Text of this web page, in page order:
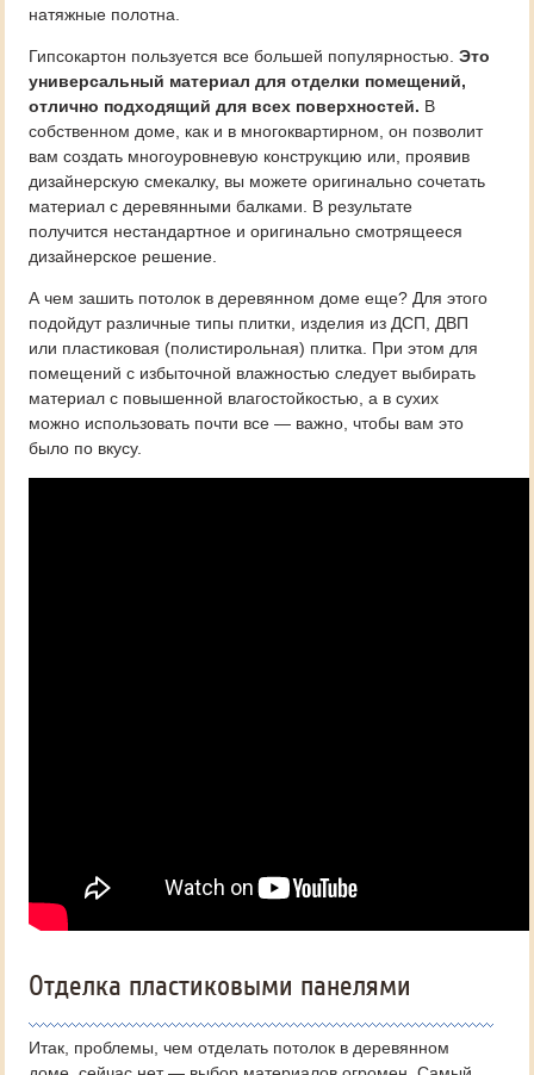
натяжные полотна.
Гипсокартон пользуется все большей популярностью. Это
универсальный материал для отделки помещений,
отлично подходящий для всех поверхностей. В
собственном доме, как и в многоквартирном, он позволит
вам создать многоуровневую конструкцию или, проявив
дизайнерскую смекалку, вы можете оригинально сочетать
материал с деревянными балками. В результате
получится нестандартное и оригинально смотрящееся
дизайнерское решение.
А чем зашить потолок в деревянном доме еще? Для этого
подойдут различные типы плитки, изделия из ДСП, ДВП
или пластиковая (полистирольная) плитка. При этом для
помещений с избыточной влажностью следует выбирать
материал с повышенной влагостойкостью, а в сухих
можно использовать почти все — важно, чтобы вам это
было по вкусу.
Отделка пластиковыми панелями
Итак, проблемы, чем отделать потолок в деревянном